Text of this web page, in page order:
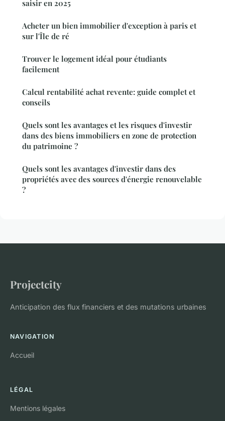
saisir en 2025
Acheter un bien immobilier d'exception à paris et
sur l'Île de ré
Trouver le logement idéal pour étudiants
facilement
Calcul rentabilité achat revente: guide complet et
conseils
Quels sont les avantages et les risques d'investir
dans des biens immobiliers en zone de protection
du patrimoine ?
Quels sont les avantages d'investir dans des
propriétés avec des sources d'énergie renouvelable
?
Projectcity
Anticipation des flux financiers et des mutations urbaines
NAVIGATION
Accueil
LÉGAL
Mentions légales